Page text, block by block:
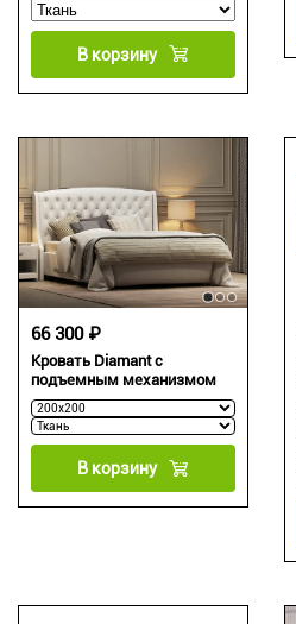
В корзину
Кровать Diamant с
подъемным механизмом
66 300 ₽
В корзину